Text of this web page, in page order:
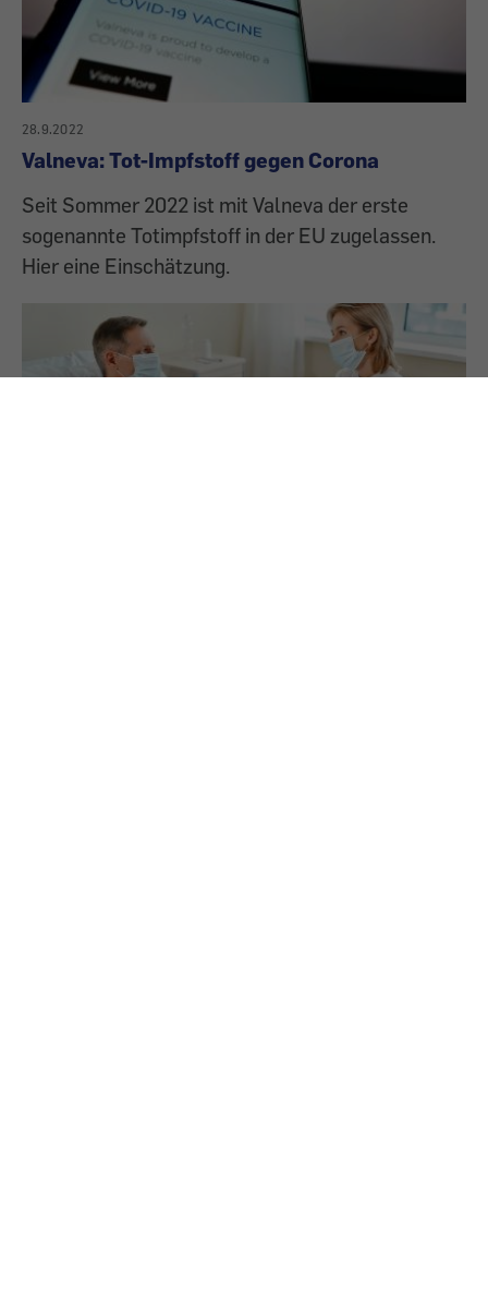
28.9.2022
Valneva: Tot-Impfstoff gegen Corona
Seit Sommer 2022 ist mit Valneva der erste
sogenannte Totimpfstoff in der EU zugelassen.
Hier eine Einschätzung.